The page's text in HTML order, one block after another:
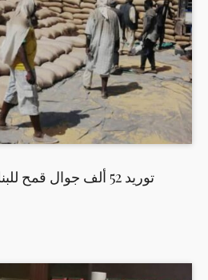
توريد 52 ألف جوال